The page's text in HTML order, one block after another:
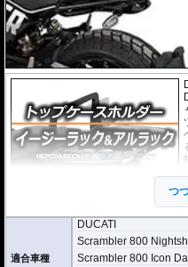
オービット 630-7530-293
２種類のホルダーをラインナップ。
ヘプコ&ベッカー
のトップケース を
(垂直に立っている部分)が、折りた
ップ。お客様の使用スタイルによっ
つ
適合車種
DUCATI
Scrambler 800
Scrambler 800 Icon